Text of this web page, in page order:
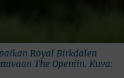
Royal Birkdalen
The Openiin. Kuva: